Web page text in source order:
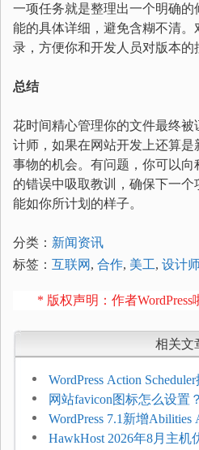
一项任务就是整理出一个明确
能的具体详细，避免含糊不清
录，方便你和开发人员对版本的
总结
花时间精心管理你的文件最终
计师，如果在网站开发上还算
事物的机会。有问题，你可以
的错误中吸取教训，确保下一
能如你所计划的样子。
分类： 新闻资讯
标签： 互联网 , 合作, 美工, 设计
* 版权声明：作者WordPress
相关文
WordPress Action
压和订单延迟
网站favicon图标怎么设置
加方法
WordPress 7.1新增
持REST API、MCP与AI
HawkHost 2026年8月主